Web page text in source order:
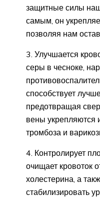
защитные силы
самым, он
позволяя нам
3. Улучшается
серы в чесноке,
способствует
предотвращая
вены укрепляются
тромбоза и
4. Контролирует
очищает кровоток
холестерина, а
стабилизировать